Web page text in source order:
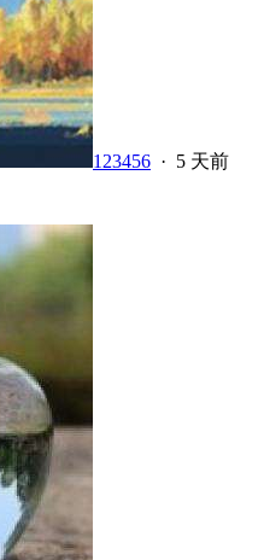
123456 · 5 天前